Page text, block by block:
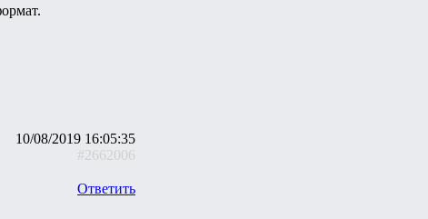
10/08/2019 16:05:35
#2662006
Ответить